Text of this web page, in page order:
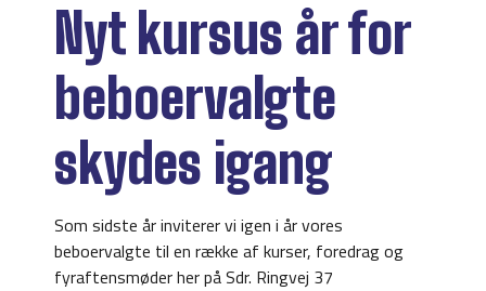
Nyt kursus år for
beboervalgte
skydes igang
Som sidste år inviterer vi igen i år vores
beboervalgte til en række af kurser, foredrag og
fyraftensmøder her på Sdr. Ringvej 37